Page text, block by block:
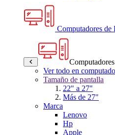
Computadores
Ver todo en
Tamaño de pantalla
22" a 27"
Más de 27"
Marca
Lenovo
Hp
Apple